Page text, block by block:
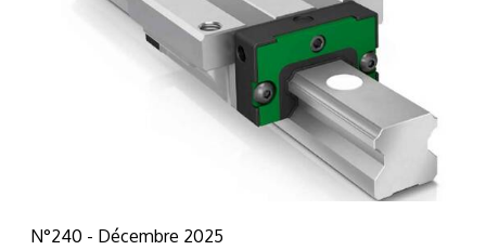
N°240 - Décembre 2025